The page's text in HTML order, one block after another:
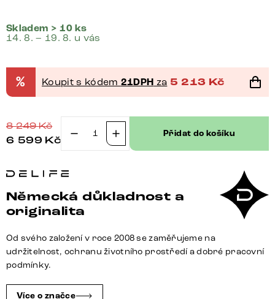
Skladem > 10 ks
14. 8. – 19. 8. u vás
% Koupit s kódem 21DPH za 5 213 Kč
8 249Kč
6 599 Kč
Zelia-
s
područkami
bouclé
měkký
křížová
Přidat do košíku
Německá důkladnost a
originalita
Od svého založení v roce 2008 se zaměřujeme na
udržitelnost, ochranu životního prostředí a dobré pracovní
podmínky.
Více o značce